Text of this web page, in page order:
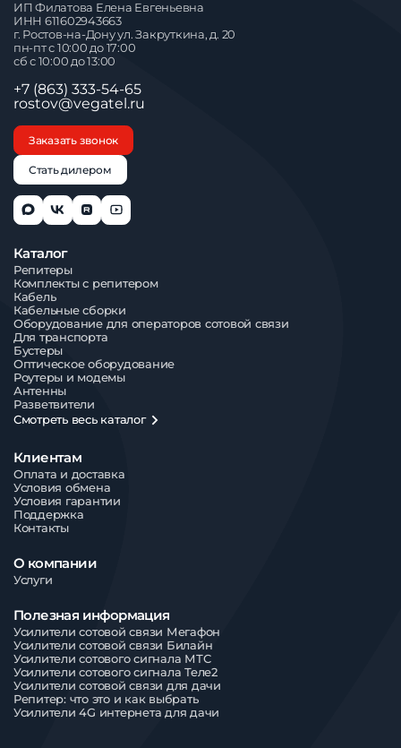
ИП Филатова Елена Евгеньевна⁠
ИНН 611602943663
г. Ростов-на-Дону ул. Закруткина, д. 20
пн-пт с 10:00 до 17:00
сб с 10:00 до 13:00
+7 (863) 333-54-65
rostov@vegatel.ru
Заказать звонок
Стать дилером
Каталог
Репитеры
Комплекты с репитером
Кабель
Кабельные сборки
Оборудование для операторов сотовой связи
Для транспорта
Бустеры
Оптическое оборудование
Роутеры и модемы
Антенны
Разветвители
Смотреть весь каталог
Клиентам
Оплата и доставка
Условия обмена
Условия гарантии
Поддержка
Контакты
О компании
Услуги
Полезная информация
Усилители сотовой связи Мегафон
Усилители сотовой связи Билайн
Усилители сотового сигнала МТС
Усилители сотового сигнала Теле2
Усилители сотовой связи для дачи
Репитер: что это и как выбрать
Усилители 4G интернета для дачи